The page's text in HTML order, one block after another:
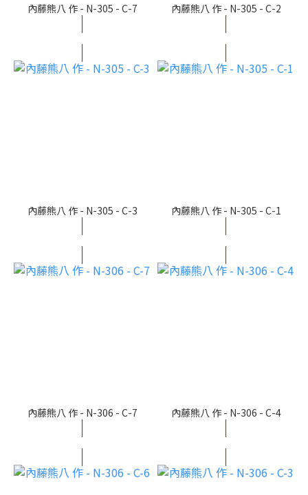
內藤熊八 作 - N-305 - C-7 內藤熊八 作 - N-305 - C-2
內藤熊八 作 - N-305 - C-3 內藤熊八 作 - N-305 - C-1
內藤熊八 作 - N-306 - C-7 內藤熊八 作 - N-306 - C-4